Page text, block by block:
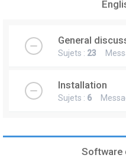
General
Sujets : 23
Installation
Sujets : 6
Software